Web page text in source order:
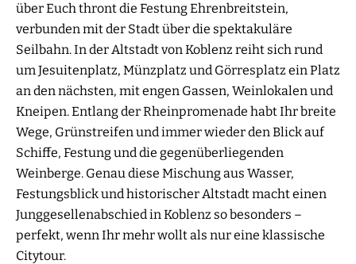
über Euch thront die Festung Ehrenbreitstein,
verbunden mit der Stadt über die spektakuläre
Seilbahn. In der Altstadt von Koblenz reiht sich rund
um Jesuitenplatz, Münzplatz und Görresplatz ein Platz
an den nächsten, mit engen Gassen, Weinlokalen und
Kneipen. Entlang der Rheinpromenade habt Ihr breite
Wege, Grünstreifen und immer wieder den Blick auf
Schiffe, Festung und die gegenüberliegenden
Weinberge. Genau diese Mischung aus Wasser,
Festungsblick und historischer Altstadt macht einen
Junggesellenabschied in Koblenz so besonders –
perfekt, wenn Ihr mehr wollt als nur eine klassische
Citytour.